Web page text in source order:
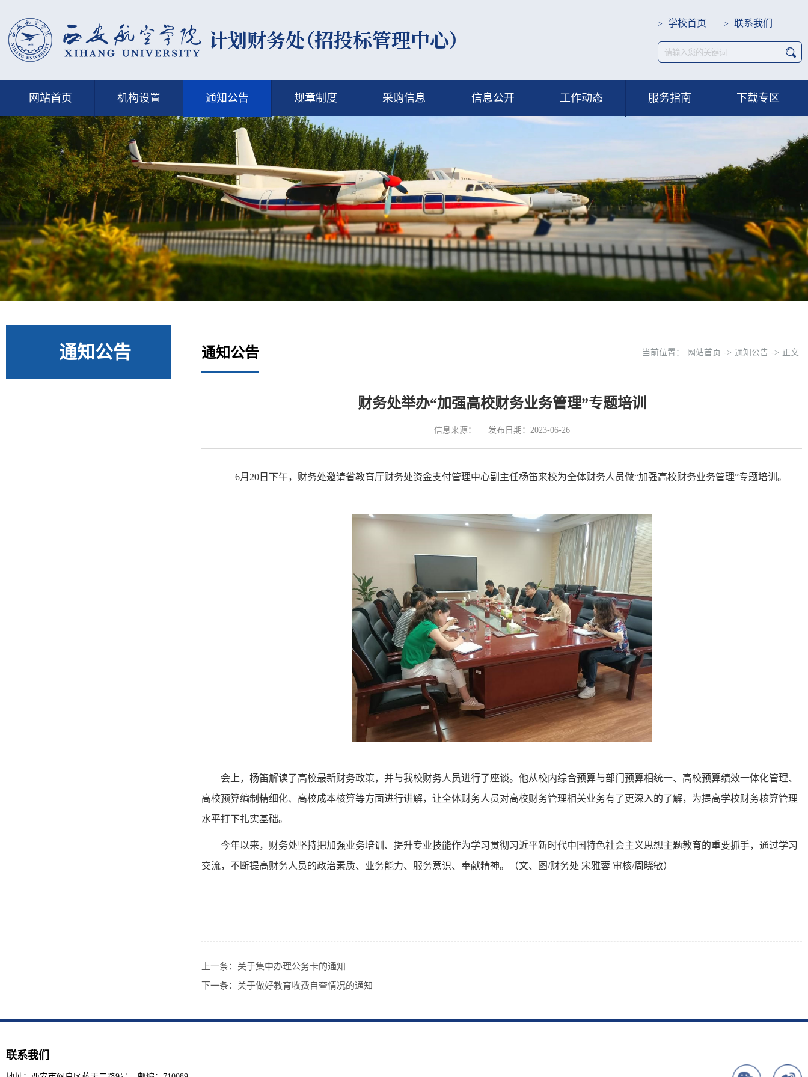
> 学校首页 > 联系我们
网站首页 机构设置 通知公告 规章制度 采购信息 信息公开 工作动态 服务指南 下载专区
通知公告 通知公告 当前位置： 网站首页 -> 通知公告 -> 正文
财务处举办“加强高校财务业务管理”专题培训
信息来源： 发布日期：2023-06-26
6月20日下午，财务处邀请省教育厅财务处资金支付管理中心副主任杨笛来校为全体财务人员做“加强高校财务业务管理”专题培训。
会上，杨笛解读了高校最新财务政策，并与我校财务人员进行了座谈。他从校内综合预算与部门预算相统一、高校预算绩效一体化管理、
高校预算编制精细化、高校成本核算等方面进行讲解，让全体财务人员对高校财务管理相关业务有了更深入的了解，为提高学校财务核算管理
水平打下扎实基础。
今年以来，财务处坚持把加强业务培训、提升专业技能作为学习贯彻习近平新时代中国特色社会主义思想主题教育的重要抓手，通过学习
交流，不断提高财务人员的政治素质、业务能力、服务意识、奉献精神。（文、图/财务处 宋雅蓉 审核/周晓敏）
上一条： 关于集中办理公务卡的通知
下一条： 关于做好教育收费自查情况的通知
联系我们